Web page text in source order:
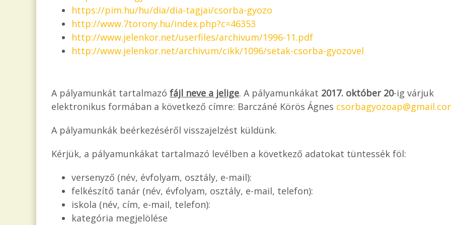
https://pim.hu/hu/dia/dia-tagjai/csorba-gyozo
http://www.7torony.hu/index.php?c=46353
http://www.jelenkor.net/userfiles/archivum/1996-11.pdf
http://www.jelenkor.net/archivum/cikk/1096/setak-csorba-gyozovel
A pályamunkát tartalmazó fájl neve a jelige. A pályamunkákat 2017. október 20-ig várjuk
elektronikus formában a következő címre: Barczáné Körös Ágnes
A pályamunkák beérkezéséről visszajelzést küldünk.
Kérjük, a pályamunkákat tartalmazó levélben a következő adatokat tüntessék föl:
versenyző (név, évfolyam, osztály, e-mail):
felkészítő tanár (név, évfolyam, osztály, e-mail, telefon):
iskola (név, cím, e-mail, telefon):
kategória megjelölése